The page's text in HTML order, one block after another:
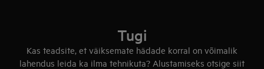
Tugi
Kas teadsite, et väiksemate hädade korral on võimalik
lahendus leida ka ilma tehnikuta? Alustamiseks otsige siit